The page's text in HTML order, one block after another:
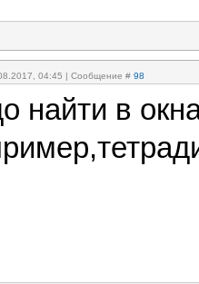
04:45 | Сообщение # 98
найти в